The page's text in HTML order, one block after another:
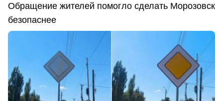
Обращение жителей помогло сделать Морозовск
безопаснее